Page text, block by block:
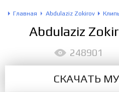
Главная Abdulaziz Zokirov
Abdulaziz
СКАЧАТЬ
248901